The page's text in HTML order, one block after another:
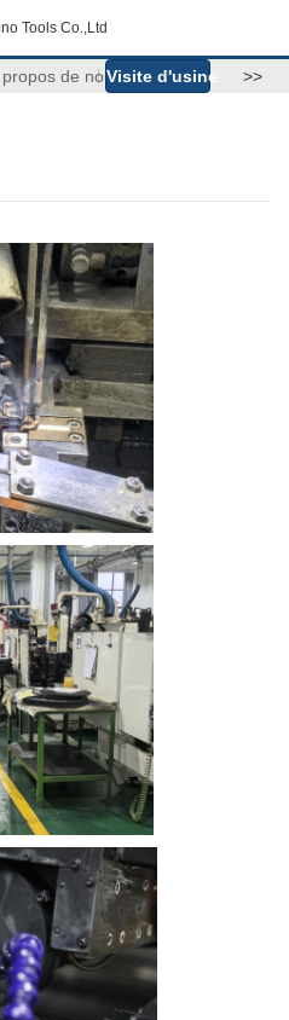
Tools Co.,Ltd
propos de nousVisite d'usine >>